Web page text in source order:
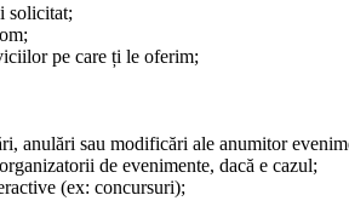
solicitat;
pe care ți le oferim;
anulări sau modificări ale anumitor
de evenimente, dacă e cazul;
(ex: concursuri);